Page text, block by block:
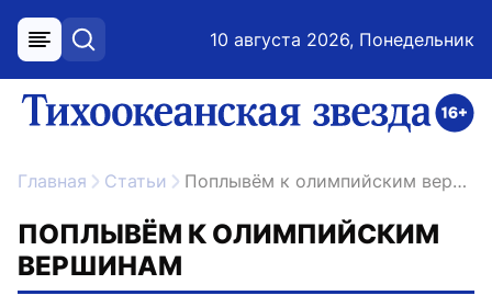
меню поиск 10 августа 2026, Понедельник
ссылка на главную
Главная Статьи Поплывём к олимпийским вершинам
ПОПЛЫВЁМ К ОЛИМПИЙСКИМ
ВЕРШИНАМ